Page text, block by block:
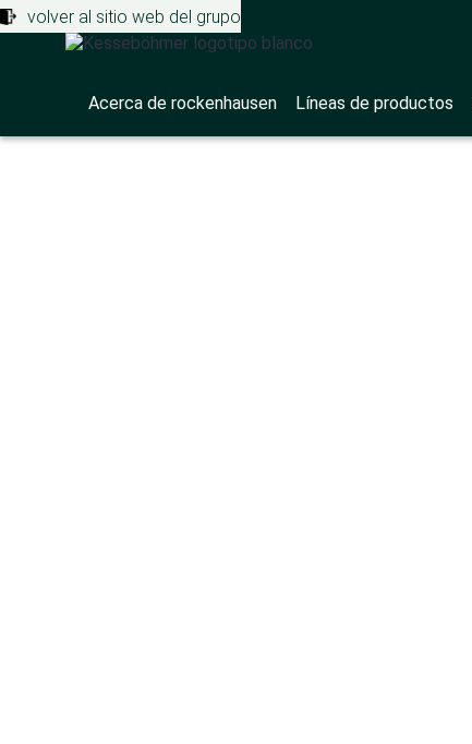
volver al sitio web del grupo
Acerca de rockenhausen Líneas de productos